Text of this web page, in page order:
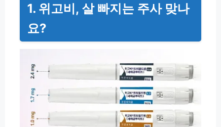
1. 위고비, 살 빠지는 주사 맞나
요?